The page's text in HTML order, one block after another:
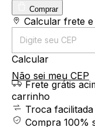
Comprar
Entregas para o
Calcular frete
Calcular
Não sei meu CEP
Frete grátis
carrinho
Troca facilitada
Compra 100%